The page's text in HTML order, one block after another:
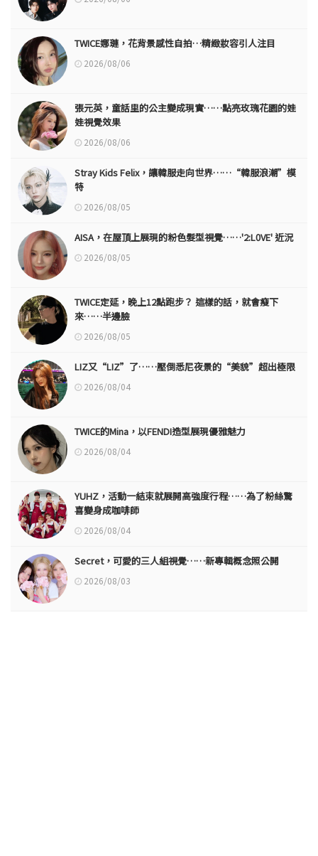
TWICE娜璉，花背景感性自拍…精緻妝容引人注目
2026/08/06
張元英，童話里的公主變成現實……點亮玫瑰花園的娃
娃視覺效果
2026/08/06
Stray Kids Felix，讓韓服走向世界……“韓服浪潮”模
特
2026/08/05
AISA，在屋頂上展現的粉色髮型視覺……'2:L0VE' 近況
2026/08/05
TWICE定延，晚上12點跑步？ 這樣的話，就會瘦下
來……半邊臉
2026/08/05
LIZ又“LIZ”了……壓倒悉尼夜景的“美貌”超出極限
2026/08/04
TWICE的Mina，以FENDI造型展現優雅魅力
2026/08/04
YUHZ，活動一結束就展開高強度行程……為了粉絲驚
喜變身成咖啡師
2026/08/04
Secret，可愛的三人組視覺……新專輯概念照公開
2026/08/03